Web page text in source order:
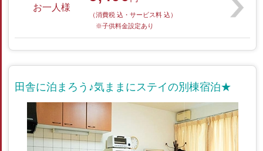
お一人様
（消費税 込・サービス料 込）
※子供料金設定あり
田舎に泊まろう♪気ままにステイの別棟宿泊★